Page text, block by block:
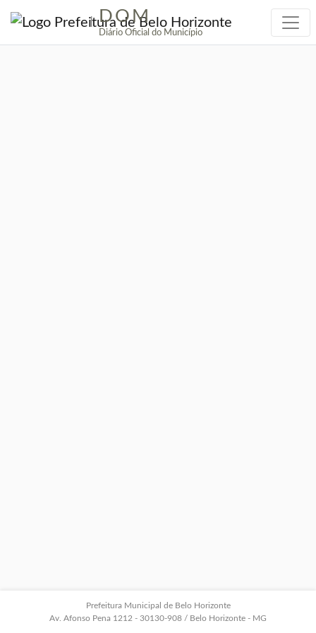
| DOM
Diário Oficial do Município
Prefeitura Municipal de Belo Horizonte
Av. Afonso Pena 1212 - 30130-908 / Belo Horizonte - MG